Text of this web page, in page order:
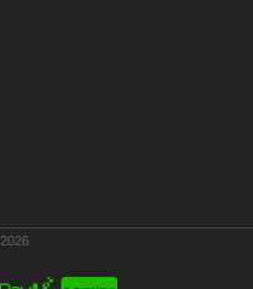
2026